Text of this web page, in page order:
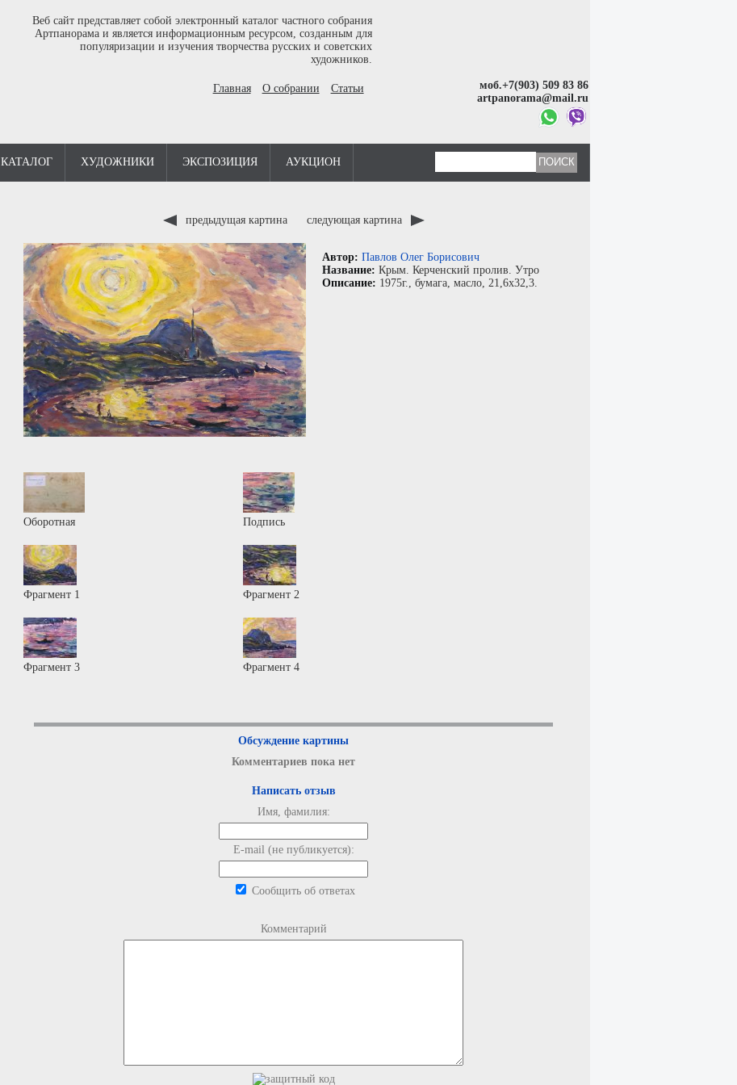
Веб сайт представляет собой электронный каталог частного собрания
Артпанорама и является информационным ресурсом, созданным для
популяризации и изучения творчества русских и советских
художников.
Главная О собрании Статьи
моб.+7(903) 509 83 86
artpanorama@mail.ru
КАТАЛОГ ХУДОЖНИКИ ЭКСПОЗИЦИЯ АУКЦИОН
предыдущая картина следующая картина
Автор: Павлов Олег Борисович
Название: Крым. Керченский пролив. Утро
Описание: 1975г., бумага, масло, 21,6x32,3.
Оборотная Подпись
Фрагмент 1 Фрагмент 2
Фрагмент 3 Фрагмент 4
Обсуждение картины
Комментариев пока нет
Написать отзыв
Имя, фамилия:
E-mail (не публикуется):
Сообщить об ответах
Комментарий